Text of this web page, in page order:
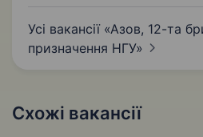
Усі вакансії «Азов, 12-та
призначення НГУ»
Схожі вакансії